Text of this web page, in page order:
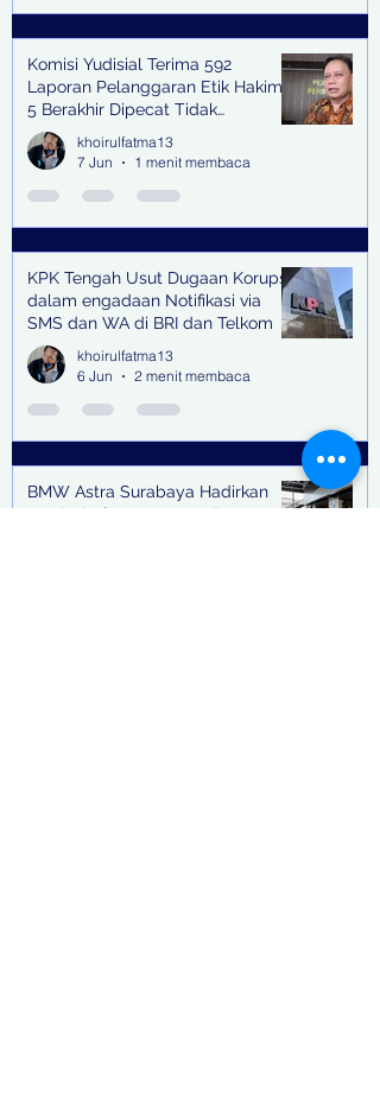
Komisi Yudisial Terima 592
Laporan Pelanggaran Etik Hakim,
5 Berakhir Dipecat Tidak
Terhormat
khoirulfatma13
7 Jun
1 menit membaca
KPK Tengah Usut Dugaan Korupsi
dalam engadaan Notifikasi via
SMS dan WA di BRI dan Telkom
khoirulfatma13
6 Jun
2 menit membaca
BMW Astra Surabaya Hadirkan
Festival of Joy on Tour di Jawa